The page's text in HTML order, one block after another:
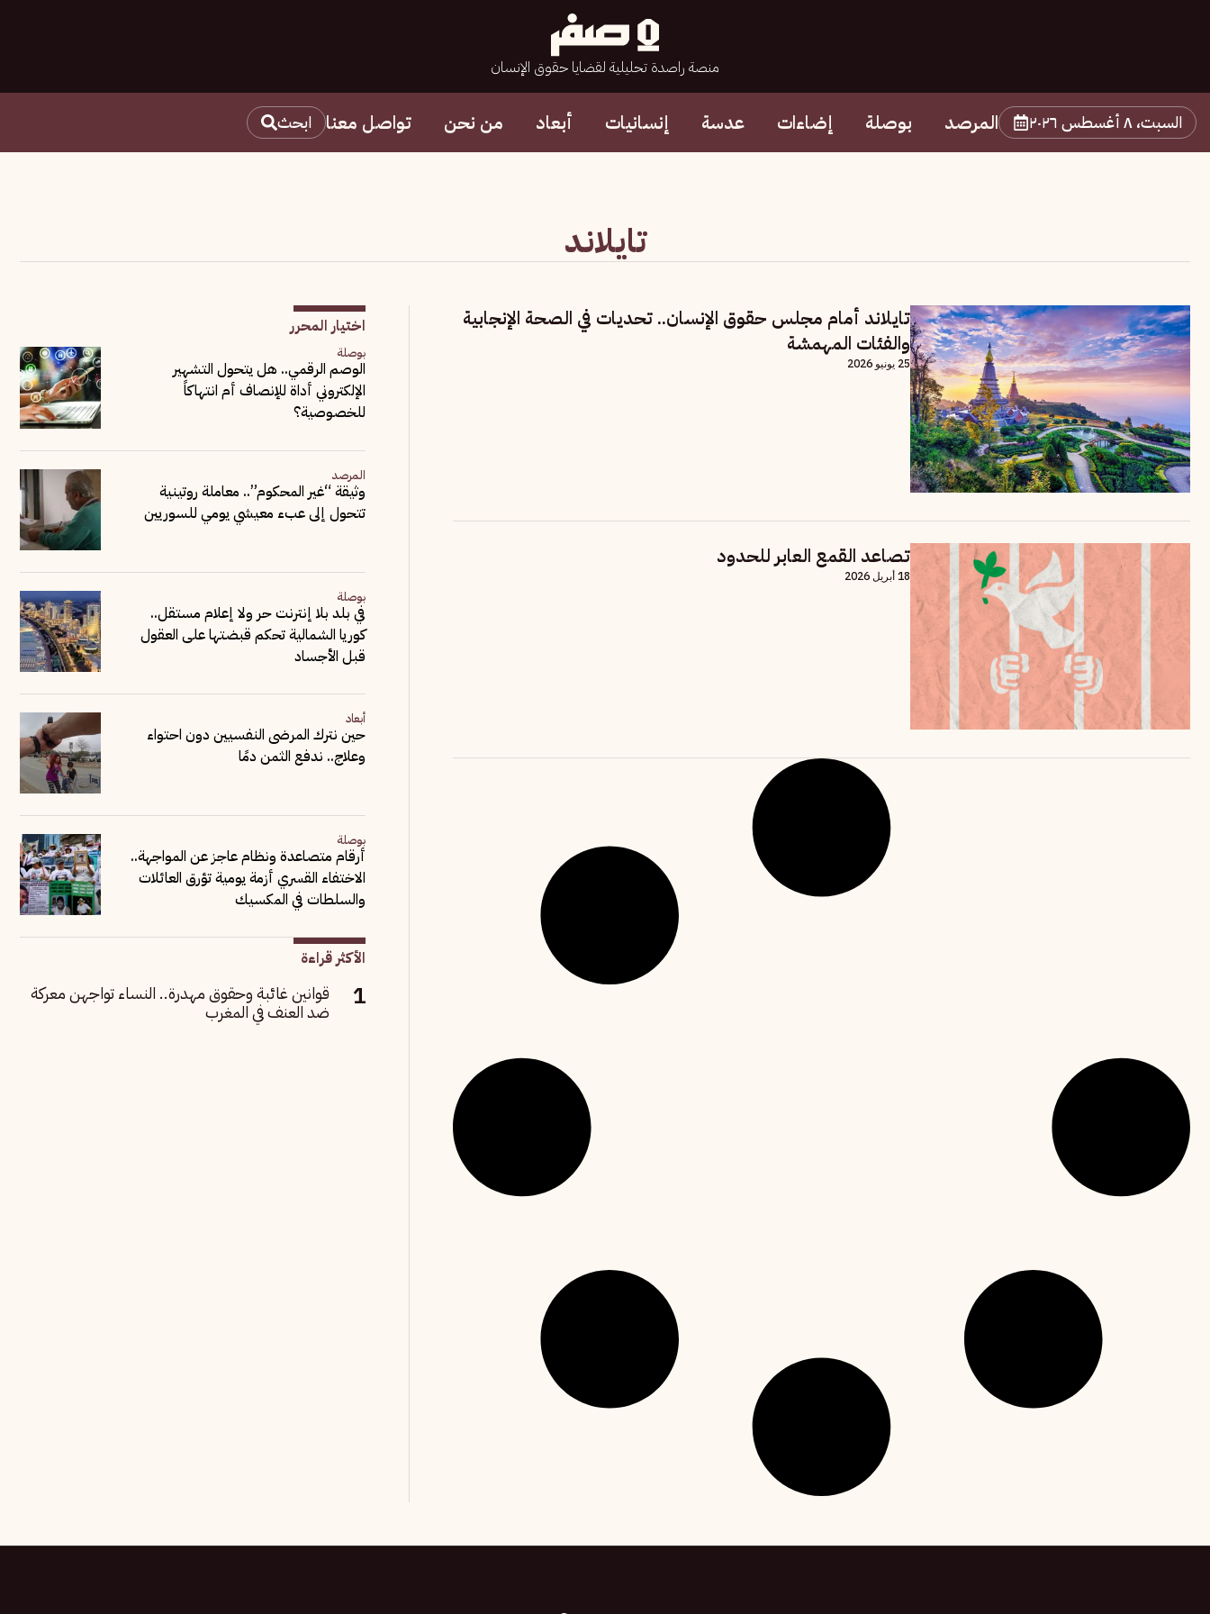
منصة راصدة تحليلية لقضايا حقوق الإنسان
السبت، ٨ أغسطس ٢٠٢٦ المرصد بوصلة إضاءات عدسة إنسانيات أبعاد من نحن تواصل معنا ابحث
تايلاند
تايلاند أمام مجلس حقوق الإنسان.. تحديات في الصحة الإنجابية
والفئات المهمشة
25 يونيو 2026
تصاعد القمع العابر للحدود
18 أبريل 2026
اختيار المحرر
بوصلة
الوصم الرقمي.. هل يتحول التشهير
الإلكتروني أداة للإنصاف أم انتهاكاً
للخصوصية؟
المرصد
وثيقة “غير المحكوم”.. معاملة روتينية
تتحول إلى عبء معيشي يومي للسوريين
بوصلة
في بلد بلا إنترنت حر ولا إعلام مستقل..
كوريا الشمالية تحكم قبضتها على العقول
قبل الأجساد
أبعاد
حين نترك المرضى النفسيين دون احتواء
وعلاج.. ندفع الثمن دمًا
بوصلة
أرقام متصاعدة ونظام عاجز عن المواجهة..
الاختفاء القسري أزمة يومية تؤرق العائلات
والسلطات في المكسيك
الأكثر قراءة
قوانين غائبة وحقوق مهدرة.. النساء تواجهن معركة
ضد العنف في المغرب